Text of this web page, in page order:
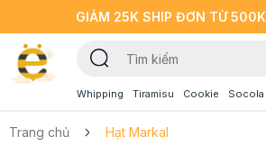
GIẢM 25K SHIP ĐƠN TỪ
Whipping Tiramisu Cookie Socola
Trang chủ Hạt Markal